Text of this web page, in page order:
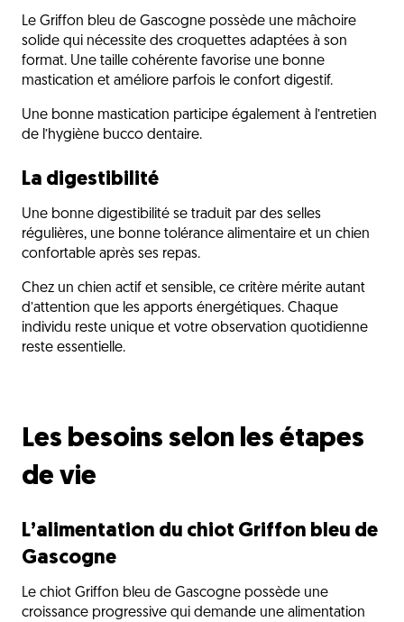
Le Griffon bleu de Gascogne possède une mâchoire
solide qui nécessite des croquettes adaptées à son
format. Une taille cohérente favorise une bonne
mastication et améliore parfois le confort digestif.
Une bonne mastication participe également à l’entretien
de l’hygiène bucco dentaire.
La digestibilité
Une bonne digestibilité se traduit par des selles
régulières, une bonne tolérance alimentaire et un chien
confortable après ses repas.
Chez un chien actif et sensible, ce critère mérite autant
d’attention que les apports énergétiques. Chaque
individu reste unique et votre observation quotidienne
reste essentielle.
Les besoins selon les étapes
de vie
L’alimentation du chiot Griffon bleu de
Gascogne
Le chiot Griffon bleu de Gascogne possède une
croissance progressive qui demande une alimentation